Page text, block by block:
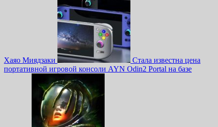
Хаяо Миядзаки
Стала известна цена
портативной игровой консоли AYN Odin2 Portal на базе